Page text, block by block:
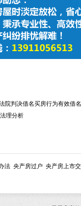
院判决借名买房行为有效借
理分析
法 央产房过户 央产房上市